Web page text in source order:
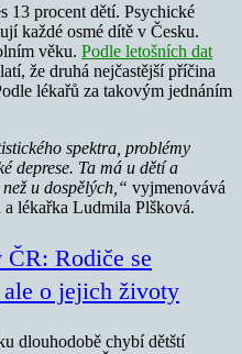
13 procent dětí. Psychické
každé osmé dítě v Česku.
věku. Podle letošních dat
že druhá nejčastější příčina
lékařů za takovým jednáním
spektra, problémy
deprese. Ta má u dětí a
u dospělých,“ vyjmenovává
a lékařka Ludmila Plšková.
Rodiče se
o jejich životy
dlouhodobě chybí dětští